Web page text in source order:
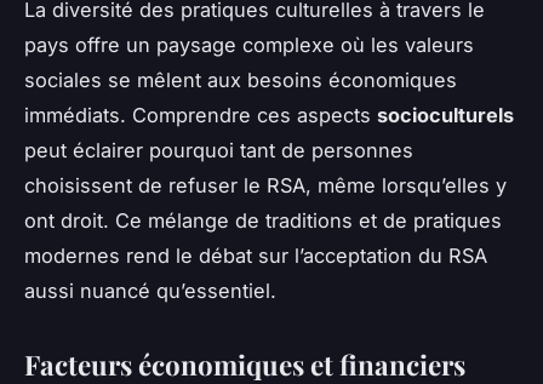
La diversité des pratiques culturelles à travers le
pays offre un paysage complexe où les valeurs
sociales se mêlent aux besoins économiques
immédiats. Comprendre ces aspects socioculturels
peut éclairer pourquoi tant de personnes
choisissent de refuser le RSA, même lorsqu’elles y
ont droit. Ce mélange de traditions et de pratiques
modernes rend le débat sur l’acceptation du RSA
aussi nuancé qu’essentiel.
Facteurs économiques et financiers